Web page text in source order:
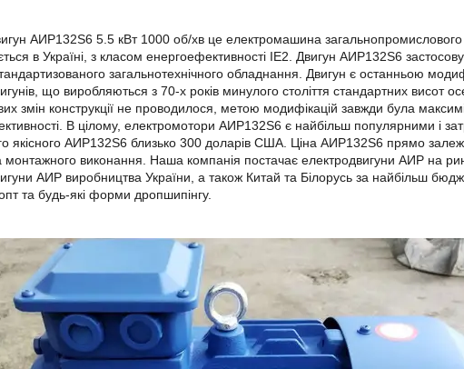
АИР132S6 5.5 кВт 1000 об/хв це електромашина
в Україні, з класом енергоефективності IE2. Двигун АИР132S6
загальнотехнічного обладнання. Двигун є останньою
що виробляються з 70-х років минулого століття стандартних висот
змін конструкції не проводилося, метою модифікацій завжди була
В цілому, електромотори АИР132S6 є найбільш популярними і
якісного АИР132S6 близько 300 доларів США. Ціна АИР132S6 прямо
монтажного виконання. Наша компанія постачає електродвигуни АИР на
АИР виробництва України, а також Китай та Білорусь за найбільш
та будь-які форми дропшипінгу.